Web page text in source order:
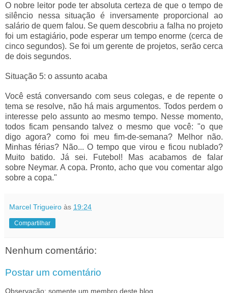
O nobre leitor pode ter absoluta certeza de que o tempo de
silêncio nessa situação é inversamente proporcional ao
salário de quem falou. Se quem descobriu a falha no projeto
foi um estagiário, pode esperar um tempo enorme (cerca de
cinco segundos). Se foi um gerente de projetos, serão cerca
de dois segundos.
Situação 5: o assunto acaba
Você está conversando com seus colegas, e de repente o
tema se resolve, não há mais argumentos. Todos perdem o
interesse pelo assunto ao mesmo tempo. Nesse momento,
todos ficam pensando talvez o mesmo que você: "o que
digo agora? como foi meu fim-de-semana? Melhor não.
Minhas férias? Não... O tempo que virou e ficou nublado?
Muito batido. Já sei. Futebol! Mas acabamos de falar
sobre Neymar. A copa. Pronto, acho que vou comentar algo
sobre a copa."
Marcel Trigueiro às 19:24
Compartilhar
Nenhum comentário:
Postar um comentário
Observação: somente um membro deste blog